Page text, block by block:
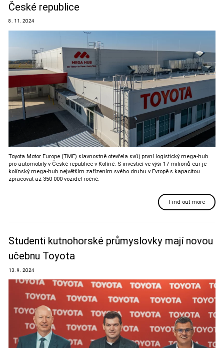
České republice
8. 11. 2024
Toyota Motor Europe (TME) slavnostně otevřela svůj první logistický mega-hub
pro automobily v České republice v Kolíně. S investicí ve výši 17 milionů eur je
kolínský mega-hub největším zařízením svého druhu v Evropě s kapacitou
zpracovat až 350 000 vozidel ročně.
Find out more
Studenti kutnohorské průmyslovky mají novou
učebnu Toyota
13. 9. 2024